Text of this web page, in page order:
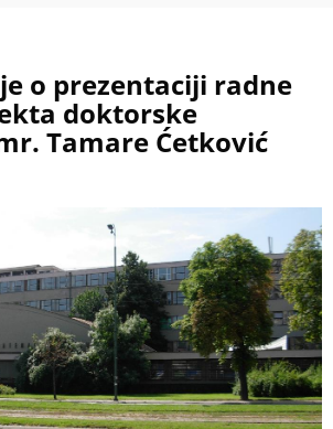
o prezentaciji radne
doktorske
Tamare Ćetković